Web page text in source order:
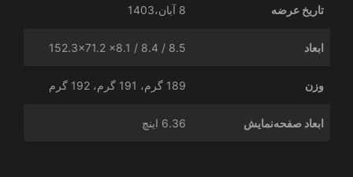
تاریخ عرضه 8 آبان،1403
ابعاد 152.3x71.2 x8.1 / 8.4 / 8.5
وزن 189 گرم، 191 گرم، 192 گرم
ابعاد صفحه‌نمایش 6.36 اینچ